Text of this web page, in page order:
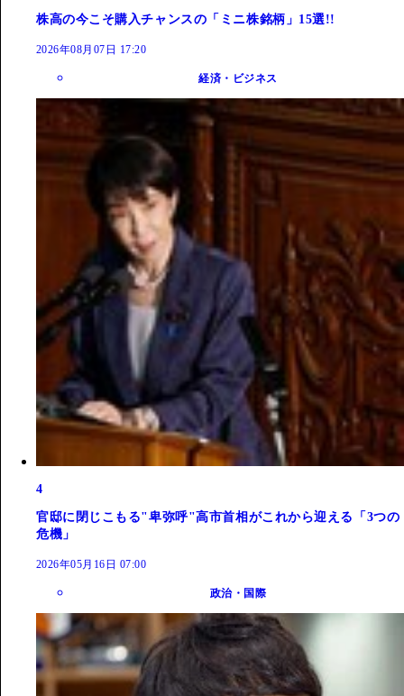
株高の今こそ購入チャンスの「ミニ株銘柄」15選!!
2026年08月07日 17:20
経済・ビジネス
4
官邸に閉じこもる"卑弥呼"高市首相がこれから迎える「3つの
危機」
2026年05月16日 07:00
政治・国際